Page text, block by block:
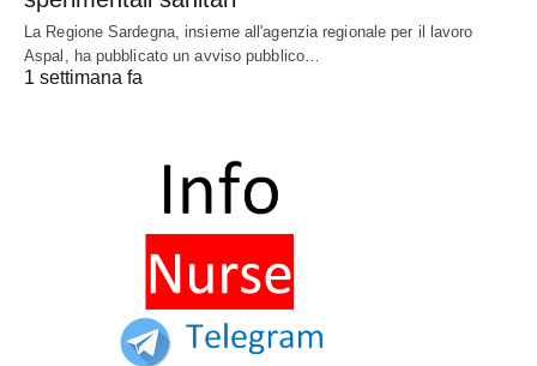
La Regione Sardegna, insieme all'agenzia regionale per il lavoro
Aspal, ha pubblicato un avviso pubblico…
1 settimana fa